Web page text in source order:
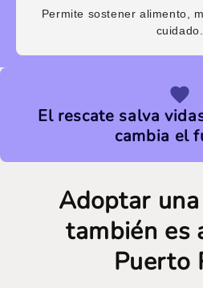
Permite sostener alimento,
cuidado.
El rescate salva
cambia el
Adoptar
también es
Puerto